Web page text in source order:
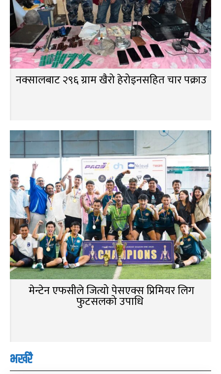
नक्सालबाट २९६ ग्राम खैरो हेरोइनसहित चार पक्राउ
मेन्टेन एफसीले जित्यो पेसएक्स प्रिमियर लिग
फुटसलको उपाधि
भर्खरै